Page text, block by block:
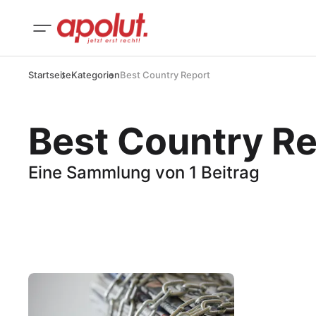
StartseiteKategorienBest Country Report
Best Country
Eine Sammlung von 1 Beitrag